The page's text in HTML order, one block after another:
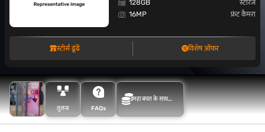
128GB
स्टोरेज
16MP
फ्रंट कैमरा
स्टोर्स ढूंढें विशेष ऑफर
तुलना FAQs
महा बचत के साथ